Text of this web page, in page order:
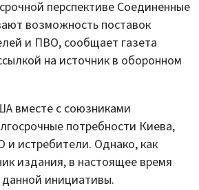
перспективе Соединенные
возможность поставок
и ПВО, сообщает газета
на источник в оборонном
вместе с союзниками
потребности Киева,
и истребители. Однако, как
издания, в настоящее время
инициативы.